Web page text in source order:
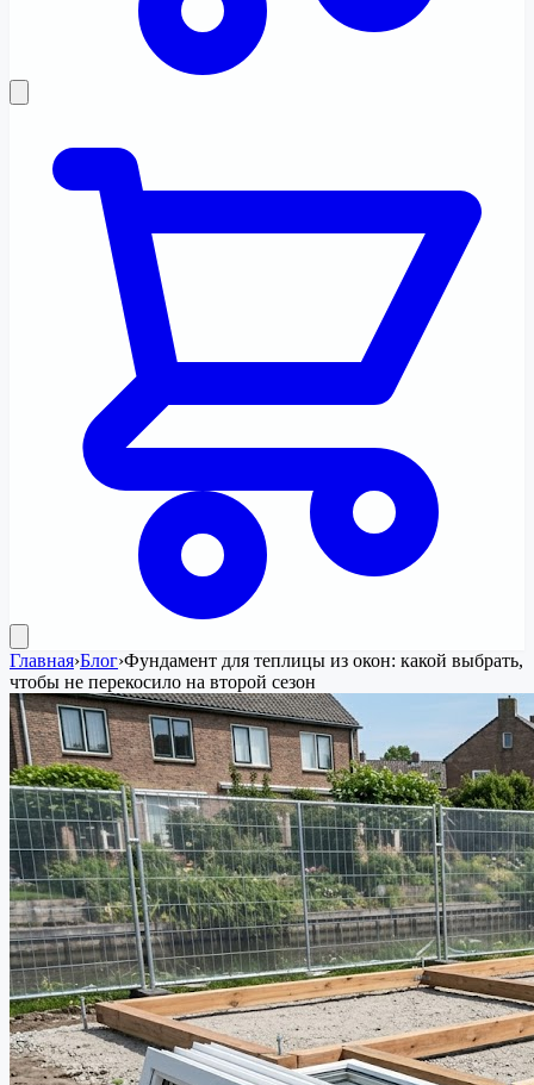
Главная›Блог›Фундамент для теплицы из окон: какой выбрать,
чтобы не перекосило на второй сезон